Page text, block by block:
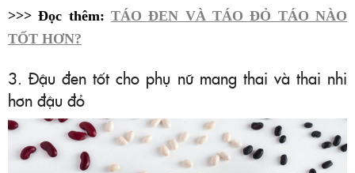
>>> Đọc thêm: TÁO ĐEN VÀ TÁO ĐỎ TÁO NÀO
TỐT HƠN?
3. Đậu đen tốt cho phụ nữ mang thai và thai nhi
hơn đậu đỏ